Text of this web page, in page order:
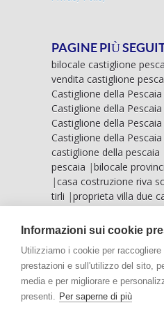
PAGINE PIÙ
bilocale castiglione
vendita castiglione
Castiglione della Pescaia
Castiglione della Pescaia
Castiglione della Pescaia
Castiglione della Pescaia
castiglione della pescaia
pescaia |bilocale
|casa costruzione riva
tirli |proprieta villa due
grosseto|vista mare
mare riva sole|case
villa vista
Informazioni sui cookie
Utilizziamo i cookie per
prestazioni e sull'utilizzo del sito,
media e per migliorare e
presenti. Per saperne di più